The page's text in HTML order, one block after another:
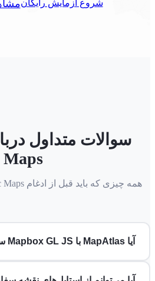
شروع آزمایش رایگان
Maps
همه چیزی که باید قبل از ادغام MapAtlas Dynamic Maps بدانید.
آیا MapAtlas با Mapbox GL JS سازگار است؟